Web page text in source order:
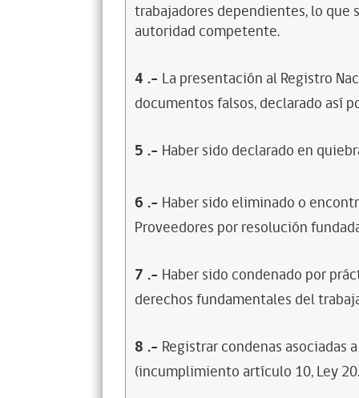
trabajadores dependientes, lo
autoridad competente.
4 .- La presentación al Registro
documentos falsos, declarado así
5 .- Haber sido declarado en
6 .- Haber sido eliminado o
Proveedores por resolución
7 .- Haber sido condenado por
derechos fundamentales del
8 .- Registrar condenas asociadas
(incumplimiento artículo 10, Ley